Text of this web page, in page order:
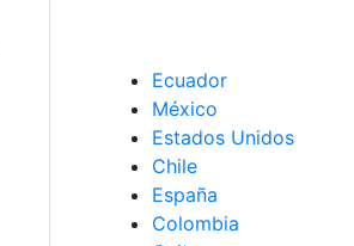
Ecuador
México
Estados Unidos
Chile
España
Colombia